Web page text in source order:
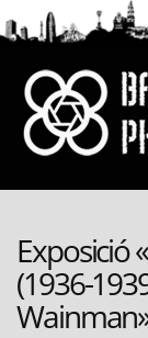
al
Exposició
(1936-